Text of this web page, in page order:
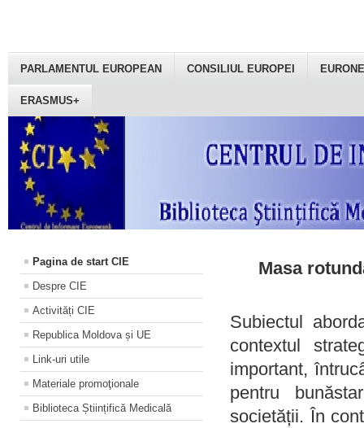
PARLAMENTUL EUROPEAN CONSILIUL EUROPEI
ERASMUS+
Pagina de start CIE
Despre CIE
Activități CIE
Republica Moldova și UE
Link-uri utile
Materiale promoţionale
Biblioteca Științifică Medicală
Masa
Subiectul
contextul
important,
pentru
societății. În